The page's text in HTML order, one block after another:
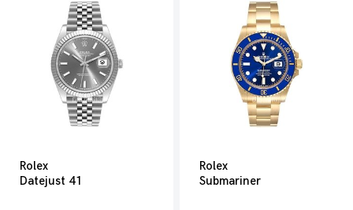
Rolex
Datejust 41
Rolex
Submariner